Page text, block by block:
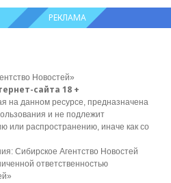
РЕКЛАМА
Новостей»
сайта 18 +
на данном ресурсе, предназначена
и не подлежит
или распространению, иначе как со
Сибирское Агентство Новостей
ответственностью